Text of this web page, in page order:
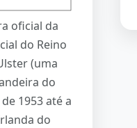
oficial da
do Reino
(uma
do
1953 até a
do